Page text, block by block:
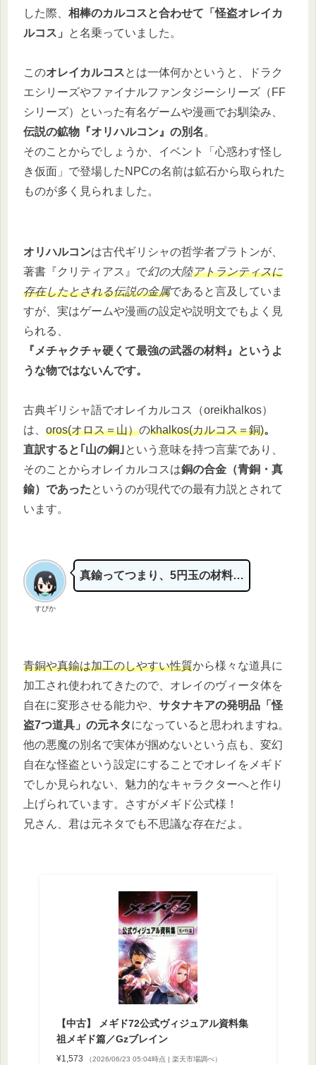
した際、 相棒のカルコスと合わせて「怪盗オレイカ
ルコス」
と名乗っていました。
このオレイカルコスとは一体何かというと、ドラク
エシリーズやファイナルファンタジーシリーズ（FF
シリーズ）といった有名ゲームや漫画でお馴染み、
伝説の鉱物『オリハルコン』の別名 。
そのことからでしょうか、イベント「心惑わす怪し
き仮面」で登場したNPCの名前は鉱石から取られた
ものが多く見られました。
オリハルコンは古代ギリシャの哲学者プラトンが、
著書『クリティアス』で幻の大陸アトランティスに
存在したとされる伝説の金属であると言及していま
すが、実はゲームや漫画の設定や説明文でもよく見
られる、
『 メチャクチャ硬くて最強の武器の材料』というよ
うな物ではないんです。
古典ギリシャ語でオレイカルコス（oreikhalkos）
は、 oros(オロス＝山）のkhalkos(カルコス＝銅)。
直訳すると｢山の銅｣ という意味を持つ言葉であり、
そのことからオレイカルコスは銅の合金（青銅・真
鍮）であったというのが現代での最有力説とされて
います。
すぴか
真鍮ってつまり、5円玉の材料…
青銅や真鍮は加工のしやすい性質から様々な道具に
加工され使われてきたので、オレイのヴィータ体を
自在に変形させる能力や、 サタナキアの発明品「怪
盗7つ道具」の元ネタになっていると思われますね。
他の悪魔の別名で実体が掴めないという点も、変幻
自在な怪盗という設定にすることでオレイをメギド
でしか見られない、魅力的なキャラクターへと作り
上げられています。さすがメギド公式様！
兄さん、君は元ネタでも不思議な存在だよ。
【中古】 メギド72公式ヴィジュアル資料集
祖メギド篇／Gzブレイン
¥1,573 （2026/06/23 05:04時点 | 楽天市場調べ）